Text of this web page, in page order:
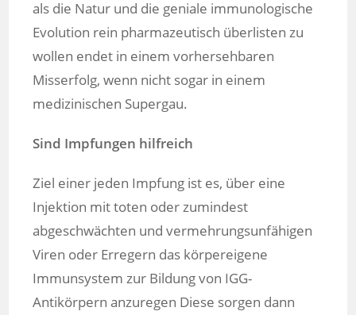
als die Natur und die geniale immunologische
Evolution rein pharmazeutisch überlisten zu
wollen endet in einem vorhersehbaren
Misserfolg, wenn nicht sogar in einem
medizinischen Supergau.
Sind Impfungen hilfreich
Ziel einer jeden Impfung ist es, über eine
Injektion mit toten oder zumindest
abgeschwächten und vermehrungsunfähigen
Viren oder Erregern das körpereigene
Immunsystem zur Bildung von IGG-
Antikörpern anzuregen Diese sorgen dann